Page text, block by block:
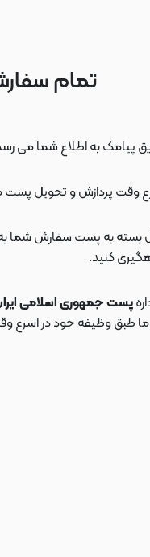
تمام
پیامک به اطلاع شما می
وقت پردازش و تحویل
کنید.
پست جمهوری اسلامی
وظیفه خود در اسرع وقت